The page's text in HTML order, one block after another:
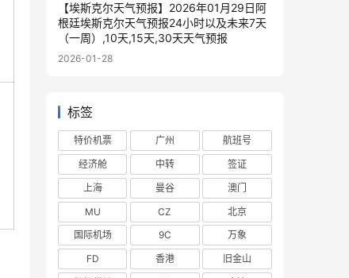
【埃斯克尔天气预报】2026年01月29日阿
根廷埃斯克尔天气预报24小时以及未来7天
（一周）,10天,15天,30天天气预报
2026-01-28
标签
特价机票 广州
航班号
经济舱
中转
签证
上海
曼谷
澳门
MU
CZ
北京
国际机场
9C
万象
FD
香港
旧金山